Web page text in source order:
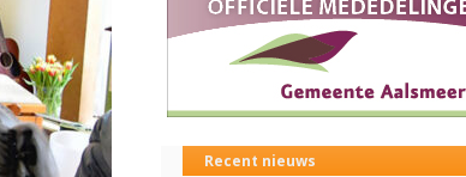
Recent nieuws